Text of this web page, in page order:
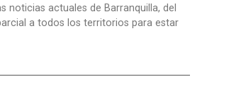
actuales de Barranquilla, del
a todos los territorios para estar